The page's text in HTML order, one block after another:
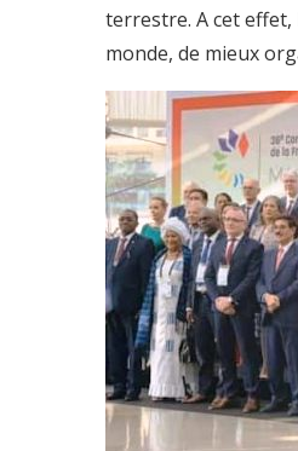
terrestre. A cet
monde, de mieux